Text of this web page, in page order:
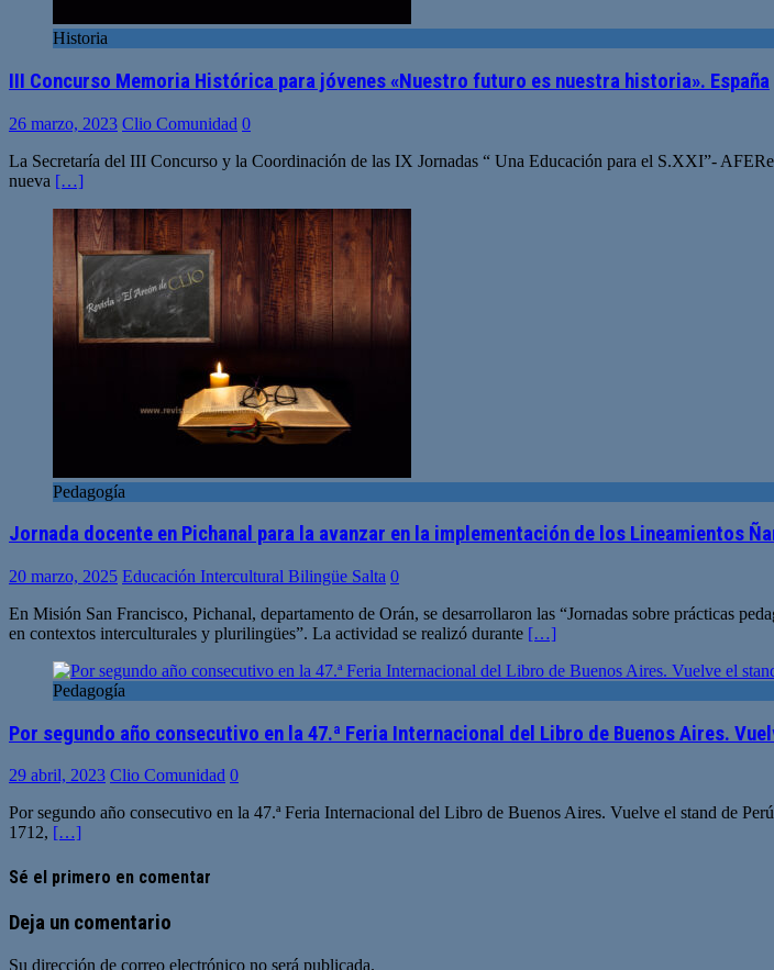
Historia
III Concurso Memoria Histórica para jóvenes «Nuestro futuro es nuestra historia». España
26 marzo, 2023 Clio Comunidad 0
La Secretaría del III Concurso y la Coordinación de las IX Jornadas “ Una Educación para el S.XXI”-
nueva […]
Pedagogía
Jornada docente en Pichanal para la avanzar en la implementación de los Lineamientos
20 marzo, 2025 Educación Intercultural Bilingüe Salta 0
En Misión San Francisco, Pichanal, departamento de Orán, se desarrollaron las “Jornadas sobre prácticas
en contextos interculturales y plurilingües”. La actividad se realizó durante […]
Pedagogía
Por segundo año consecutivo en la 47.ª Feria Internacional del Libro de Buenos Aires.
29 abril, 2023 Clio Comunidad 0
Por segundo año consecutivo en la 47.ª Feria Internacional del Libro de Buenos Aires. Vuelve el stand de
1712, […]
Sé el primero en comentar
Deja un comentario
Su dirección de correo electrónico no será publicada.